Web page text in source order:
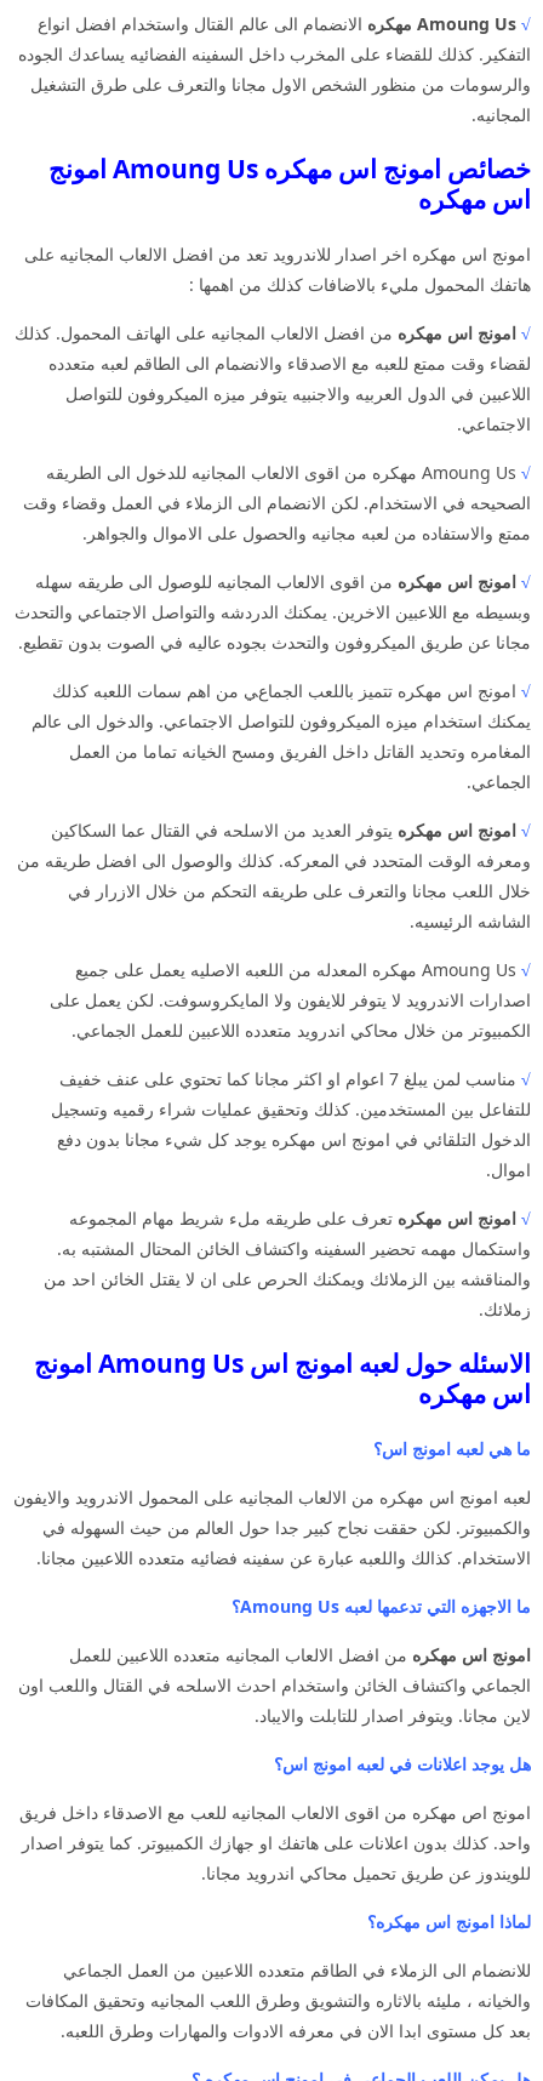
√ Amoung Us مهكره
الانضمام الى عالم القتال واستخدام افضل انواع
التفكير. كذلك للقضاء على المخرب داخل السفينه الفضائيه يساعدك الجوده
والرسومات من منظور الشخص الاول مجانا والتعرف على طرق التشغيل
المجانيه.
خصائص امونج اس مهكره Amoung Us امونج
اس مهكره
امونج اس مهكره اخر اصدار للاندرويد تعد من افضل الالعاب المجانيه على
هاتفك المحمول مليء بالاضافات كذلك من اهمها :
√ امونج اس مهكره من افضل الالعاب المجانيه على الهاتف المحمول. كذلك
لقضاء وقت ممتع للعبه مع الاصدقاء والانضمام الى الطاقم لعبه متعدده
اللاعبين في الدول العربيه والاجنبيه يتوفر ميزه الميكروفون للتواصل
الاجتماعي.
√
Amoung Us مهكره من اقوى الالعاب المجانيه للدخول الى الطريقه
الصحيحه في الاستخدام. لكن الانضمام الى الزملاء في العمل وقضاء وقت
ممتع والاستفاده من لعبه مجانيه والحصول على الاموال والجواهر.
√ امونج اس مهكره من اقوى الالعاب المجانيه للوصول الى طريقه سهله
وبسيطه مع اللاعبين الاخرين. يمكنك الدردشه والتواصل الاجتماعي والتحدث
مجانا عن طريق الميكروفون والتحدث بجوده عاليه في الصوت بدون تقطيع.
√ امونج اس مهكره تتميز باللعب الجماعي من اهم سمات اللعبه كذلك
يمكنك استخدام ميزه الميكروفون للتواصل الاجتماعي. والدخول الى عالم
المغامره وتحديد القاتل داخل الفريق ومسح الخيانه تماما من العمل
الجماعي.
√ امونج اس مهكره يتوفر العديد من الاسلحه في القتال عما السكاكين
ومعرفه الوقت المتحدد في المعركه. كذلك والوصول الى افضل طريقه من
خلال اللعب مجانا والتعرف على طريقه التحكم من خلال الازرار في
الشاشه الرئيسيه.
√
Amoung Us مهكره المعدله من اللعبه الاصليه يعمل على جميع
اصدارات الاندرويد لا يتوفر للايفون ولا المايكروسوفت. لكن يعمل على
الكمبيوتر من خلال محاكي اندرويد متعدده اللاعبين للعمل الجماعي.
√
مناسب لمن يبلغ 7 اعوام او اكثر مجانا كما تحتوي على عنف خفيف
للتفاعل بين المستخدمين. كذلك وتحقيق عمليات شراء رقميه وتسجيل
الدخول التلقائي في امونج اس مهكره يوجد كل شيء مجانا بدون دفع
اموال.
√ امونج اس مهكره تعرف على طريقه ملء شريط مهام المجموعه
واستكمال مهمه تحضير السفينه واكتشاف الخائن المحتال المشتبه به.
والمناقشه بين الزملائك ويمكنك الحرص على ان لا يقتل الخائن احد من
زملائك.
الاسئله حول لعبه امونج اس Amoung Us امونج
اس مهكره
ما هي لعبه امونج اس؟
لعبه امونج اس مهكره من الالعاب المجانيه على المحمول الاندرويد والايفون
والكمبيوتر. لكن حققت نجاح كبير جدا حول العالم من حيث السهوله في
الاستخدام. كذالك واللعبه عبارة عن سفينه فضائيه متعدده اللاعبين مجانا.
ما الاجهزه التي تدعمها لعبه Amoung Us؟
امونج اس مهكره من افضل الالعاب المجانيه متعدده اللاعبين للعمل
الجماعي واكتشاف الخائن واستخدام احدث الاسلحه في القتال واللعب اون
لاين مجانا. ويتوفر اصدار للتابلت والايباد.
هل يوجد اعلانات في لعبه امونج اس؟
امونج اص مهكره من اقوى الالعاب المجانيه للعب مع الاصدقاء داخل فريق
واحد. كذلك بدون اعلانات على هاتفك او جهازك الكمبيوتر. كما يتوفر اصدار
للويندوز عن طريق تحميل محاكي اندرويد مجانا.
لماذا امونج اس مهكره؟
للانضمام الى الزملاء في الطاقم متعدده اللاعبين من العمل الجماعي
والخيانه ، مليئه بالاثاره والتشويق وطرق اللعب المجانيه وتحقيق المكافات
بعد كل مستوى ابدا الان في معرفه الادوات والمهارات وطرق اللعبه.